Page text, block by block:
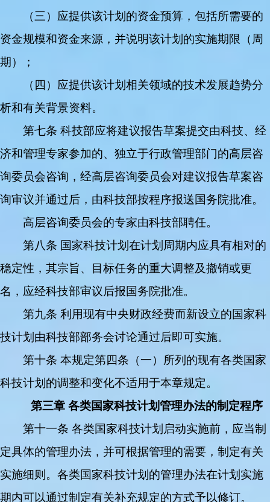
（三）应提供该计划的资金预算，包括所需要的
资金规模和资金来源，并说明该计划的实施期限（周
期）；
（四）应提供该计划相关领域的技术发展趋势分
析和有关背景资料。
第七条 科技部应将建议报告草案提交由科技、经
济和管理专家参加的、独立于行政管理部门的高层咨
询委员会咨询，经高层咨询委员会对建议报告草案咨
询审议并通过后，由科技部按程序报送国务院批准。
高层咨询委员会的专家由科技部聘任。
第八条 国家科技计划在计划周期内应具有相对的
稳定性，其宗旨、目标任务的重大调整及撤销或更
名，应经科技部审议后报国务院批准。
第九条 利用现有中央财政经费而新设立的国家科
技计划由科技部部务会讨论通过后即可实施。
第十条 本规定第四条（一）所列的现有各类国家
科技计划的调整和变化不适用于本章规定。
第三章 各类国家科技计划管理办法的制定程序
第十一条 各类国家科技计划启动实施前，应当制
定具体的管理办法，并可根据管理的需要，制定有关
实施细则。各类国家科技计划的管理办法在计划实施
期内可以通过制定有关补充规定的方式予以修订。